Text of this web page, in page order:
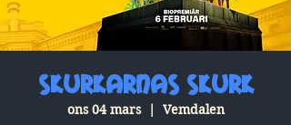
Skurkarnas Skurk
ons 04 mars
  |
Vemdalen